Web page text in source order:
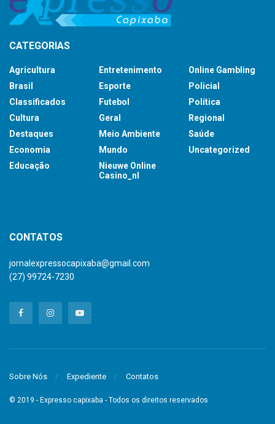
CATEGORIAS
Agricultura
Brasil
Classificados
Cultura
Destaques
Economia
Educação
Entretenimento
Esporte
Futebol
Geral
Meio Ambiente
Mundo
Nieuwe Online
Casino_nl
Online Gambling
Policial
Política
Regional
Saúde
Uncategorized
CONTATOS
jornalexpressocapixaba@gmail.com
(27) 99724-7230
Sobre Nós Expediente Contatos
© 2019 - Expresso capixaba - Todos os direitos reservados